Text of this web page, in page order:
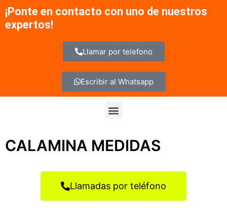
contenido
¡Ponte en contacto con uno de nuestros
expertos!
Llamar por telefono
Escribir al Whatsapp
Menu
CALAMINA MEDIDAS
Llamadas por teléfono